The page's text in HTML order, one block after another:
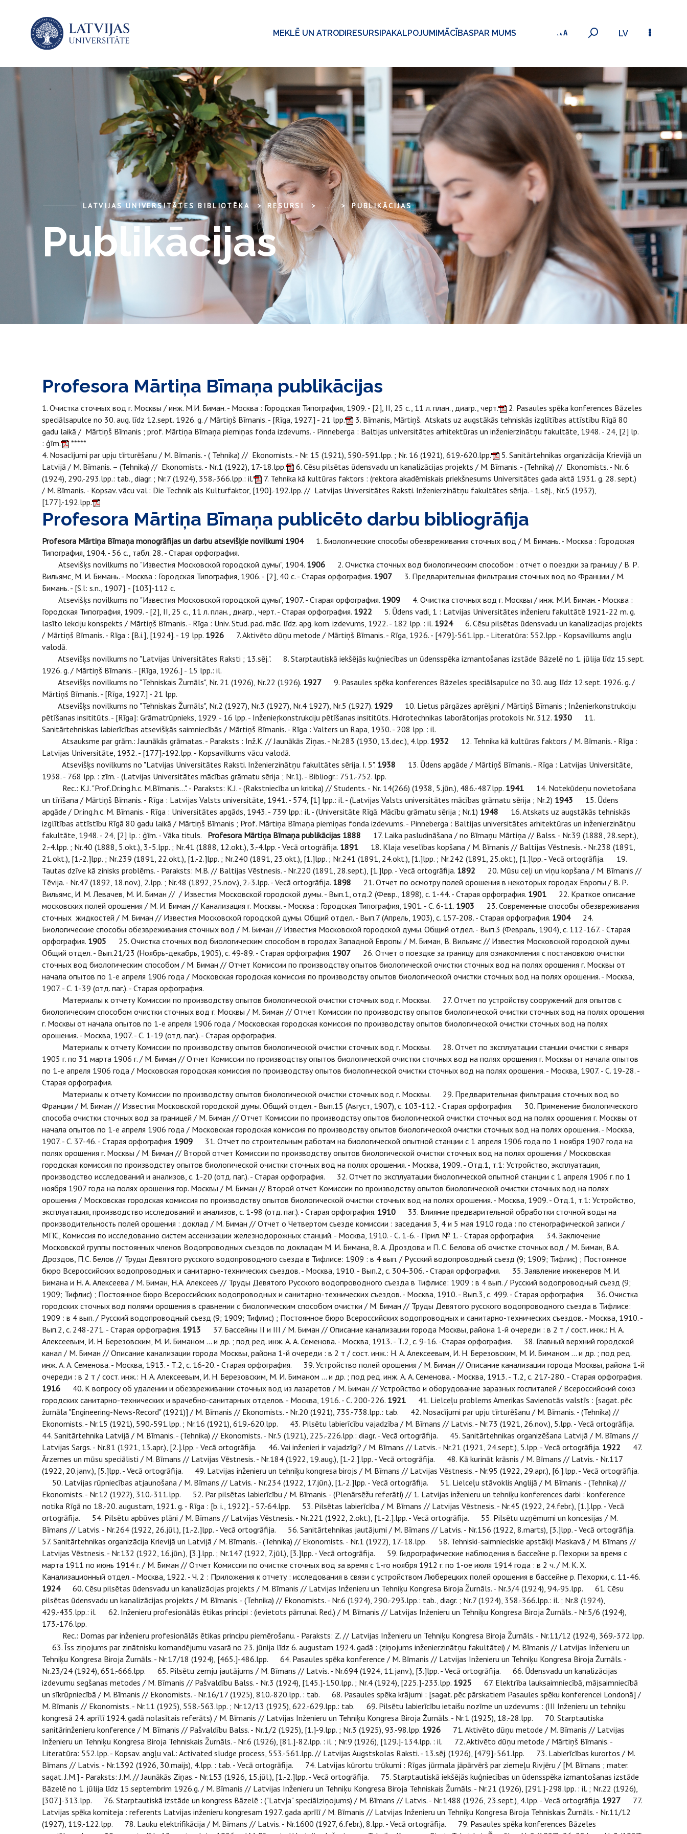
MEKLĒ UN ATRODIRESURSIPAKALPOJUMIMĀCĪBASPAR MUMS LV
LATVIJAS UNIVERSITĀTES BIBLIOTĒKA RESURSI ... PUBLIKĀCIJAS
Publikācijas
Profesora Mārtiņa Bīmaņa publikācijas
1. Очистка сточных вод г. Москвы / инж. М.И. Биман. - Москва : Городская Типография, 1909. - [2], II, 25 с., 11 л. план., диагр., черт.
2. Pasaules spēka konferences Bāzeles
speciālsapulce no 30. aug. līdz 12.sept. 1926. g. / Mārtiņš Bīmanis. - [Rīga, 1927.] - 21 lpp.
3. Bīmanis, Mārtiņš. Atskats uz augstākās tehniskās izglītības attīstību Rīgā 80
gadu laikā / Mārtiņš Bīmanis ; prof. Mārtiņa Bīmaņa piemiņas fonda izdevums. - Pinneberga : Baltijas universitātes arhitektūras un inženierzinātņu fakultāte, 1948. - 24, [2] lp.
: ģīm.
*****
4. Nosacījumi par upju tīrturēšanu / M. Bīmanis. - ( Tehnika) // Ekonomists. - Nr. 15 (1921), 590.-591.lpp. ; Nr. 16 (1921), 619.-620.lpp.
5. Sanitārtehnikas organizācija Krievijā un
Latvijā / M. Bīmanis. – (Tehnika) // Ekonomists. - Nr.1 (1922), 17.-18.lpp.
6. Cēsu pilsētas ūdensvadu un kanalizācijas projekts / M. Bīmanis. - (Tehnika) // Ekonomists. - Nr. 6
(1924), 290.-293.lpp.: tab., diagr. ; Nr.7 (1924), 358.-366.lpp.: il.
7. Tehnika kā kultūras faktors : (rektora akadēmiskais priekšnesums Universitātes gada aktā 1931. g. 28. sept.)
/ M. Bīmanis. - Kopsav. vācu val.: Die Technik als Kulturfaktor, [190].-192.lpp. // Latvijas Universitātes Raksti. Inženierzinātņu fakultātes sērija. - 1.sēj., Nr.5 (1932),
[177].-192.lpp.
Profesora Mārtiņa Bīmaņa publicēto darbu bibliogrāfija
Profesora Mārtiņa Bīmaņa monogrāfijas un darbu atsevišķie novilkumi 19041. Биологические способы обезвреживания сточных вод / М. Бимань. - Москва : Городская
Типография, 1904. - 56 с., табл. 28. - Старая орфография.
Atsevišķs novilkums no "Известия Московской городской думы", 1904. 1906 2. Очистка сточных вод биологическим способом : отчет о поездки за границу / В. Р.
Вильямс, М. И. Бимань. - Москва : Городская Типография, 1906. - [2], 40 с. - Старая орфография. 1907 3. Предварительная фильтрация сточных вод во Франции / М.
Бимань. - [S.l: s.n., 1907]. - [103]-112 с.
Atsevišķs novilkums no "Известия Московской городской думы", 1907. - Старая орфография. 1909 4. Очистка сточных вод г. Москвы / инж. М.И. Биман. - Москва :
Городская Типография, 1909. - [2], II, 25 с., 11 л. план., диагр., черт. - Старая орфография. 1922 5. Ūdens vadi, 1 : Latvijas Universitātes inženieru fakultātē 1921-22 m. g.
lasīto lekciju konspekts / Mārtiņš Bīmanis. - Rīga : Univ. Stud. pad. māc. līdz. apg. kom. izdevums, 1922. - 182 lpp. : il. 19246. Cēsu pilsētas ūdensvadu un kanalizacijas projekts
/ Mārtiņš Bīmanis. - Rīga : [B.i.], [1924]. - 19 lpp. 1926 7. Aktivēto dūņu metode / Mārtiņš Bīmanis. - Rīga, 1926. - [479].-561.lpp. - Literatūra: 552.lpp. - Kopsavilkums angļu
valodā.
Atsevišķs novilkums no "Latvijas Universitātes Raksti ; 13.sēj.". 8. Starptautiskā iekšējās kuģniecības un ūdensspēka izmantošanas izstāde Bāzelē no 1. jūlija līdz 15.sept.
1926. g. / Mārtiņš Bīmanis. - [Rīga, 1926.] - 15 lpp.: il.
Atsevišķs novilkums no "Tehniskais Žurnāls", Nr. 21 (1926), Nr.22 (1926). 1927 9. Pasaules spēka konferences Bāzeles speciālsapulce no 30. aug. līdz 12.sept. 1926. g. /
Mārtiņš Bīmanis. - [Rīga, 1927.] - 21 lpp.
Atsevišķs novilkums no "Tehniskais Žurnāls", Nr.2 (1927), Nr.3 (1927), Nr.4 1927), Nr.5 (1927). 1929 10. Lietus pārgāzes aprēķini / Mārtiņš Bīmanis ; Inženierkonstrukciju
pētīšanas insititūts. - [Rīga]: Grāmatrūpnieks, 1929. - 16 lpp. - Inženieŗkonstrukciju pētīšanas insititūts. Hidrotechnikas laborātorijas protokols Nr. 312. 1930 11.
Sanitārtehniskas labierīcības atsevišķās saimniecībās / Mārtiņš Bīmanis. - Rīga : Valters un Rapa, 1930. - 208 lpp. : il.
Atsauksme par grām.: Jaunākās grāmatas. - Paraksts : Inž.K. // Jaunākās Ziņas. - Nr.283 (1930, 13.dec.), 4.lpp. 1932 12. Tehnika kā kultūras faktors / M. Bīmanis. - Rīga :
Latvijas Universitāte, 1932. - [177].-192.lpp. - Kopsavilkums vācu valodā.
Atsevišķs novilkums no "Latvijas Universitātes Raksti. Inženierzinātņu fakultātes sērija. I. 5". 1938 13. Ūdens apgāde / Mārtiņš Bīmanis. - Rīga : Latvijas Universitāte,
1938. - 768 lpp. : zīm. - (Latvijas Universitātes mācības grāmatu sērija ; Nr.1). - Bibliogr.: 751.-752. lpp.
Rec.: K.J. "Prof.Dr.ing.h.c. M.Bīmanis...". - Paraksts: K.J. - (Rakstniecība un kritika) // Students. - Nr. 14(266) (1938, 5.jūn.), 486.-487.lpp. 1941 14. Notekūdeņu novietošana
un tīrīšana / Mārtiņš Bīmanis. - Rīga : Latvijas Valsts universitāte, 1941. - 574, [1] lpp.: il. - (Latvijas Valsts universitātes mācības grāmatu sērija ; Nr.2) 1943 15. Ūdens
apgāde / Dr.ing.h.c. M. Bīmanis. - Rīga : Universitātes apgāds, 1943. - 739 lpp.: il. - (Universitāte Rīgā. Mācību grāmatu sērija ; Nr.1) 1948 16. Atskats uz augstākās tehniskās
izglītības attīstību Rīgā 80 gadu laikā / Mārtiņš Bīmanis ; Prof. Mārtiņa Bīmaņa piemiņas fonda izdevums. - Pinneberga : Baltijas universitātes arhitektūras un inženierzinātņu
fakultāte, 1948. - 24, [2] lp. : ģīm. - Vāka tituls. Profesora Mārtiņa Bīmaņa publikācijas 1888 17. Laika pasludināšana / no Bīmaņu Mārtiņa // Balss. - Nr.39 (1888, 28.sept.),
2.-4.lpp. ; Nr.40 (1888, 5.okt.), 3.-5.lpp. ; Nr.41 (1888, 12.okt.), 3.-4.lpp. - Vecā ortogrāfija. 1891 18. Klaja veselības kopšana / M. Bīmanis // Baltijas Vēstnesis. - Nr.238 (1891,
21.okt.), [1.-2.]lpp. ; Nr.239 (1891, 22.okt.), [1.-2.]lpp. ; Nr.240 (1891, 23.okt.), [1.]lpp. ; Nr.241 (1891, 24.okt.), [1.]lpp. ; Nr.242 (1891, 25.okt.), [1.]lpp. - Vecā ortogrāfija. 19.
Tautas dzīve kā zinisks problēms. - Paraksts: M.B. // Baltijas Vēstnesis. - Nr.220 (1891, 28.sept.), [1.]lpp. - Vecā ortogrāfija. 1892 20. Mūsu ceļi un viņu kopšana / M. Bīmanis //
Tēvija. - Nr.47 (1892, 18.nov.), 2.lpp. ; Nr.48 (1892, 25.nov.), 2.-3.lpp. - Vecā ortogrāfija. 1898 21. Отчет по осмотру полей орошения в некоторых городах Европы / В. Р.
Вильямс, И. М. Левачев, М. И. Биман // / Известия Московской городской думы. - Вып.1, отд.2 (Февр., 1898), с. 1-44. - Старая орфография. 1901 22. Краткое описание
московских полей орошения / М. И. Биман // Канализация г. Москвы. - Москва : Городская Типография, 1901. - С. 6-11. 1903 23. Современные способы обезвреживания
сточных жидкостей / М. Биман // Известия Московской городской думы. Общий отдел. - Вып.7 (Апрель, 1903), с. 157-208. - Старая орфография. 190424.
Биологические способы обезвреживания сточных вод / М. Биман // Известия Московской городской думы. Общий отдел. - Вып.3 (Февраль, 1904), с. 112-167. - Старая
орфография. 1905 25. Очистка сточных вод биологическим способом в городах Западной Европы / М. Биман, В. Вильямс // Известия Московской городской думы.
Общий отдел. - Вып.21/23 (Ноябрь-декабрь, 1905), с. 49-89. - Старая орфография. 1907 26. Отчет о поездке за границу для ознакомления с постановкою очистки
сточных вод биологическим способом / М. Биман // Отчет Комиссии по производству опытов биологической очистки сточных вод на полях орошения г. Москвы от
начала опытов по 1-е апреля 1906 года / Московская городская комиссия по производству опытов биологической очистки сточных вод на полях орошения. - Москва,
1907. - С. 1-39 (отд. паг.). - Старая орфография.
Материалы к отчету Комиссии по производству опытов биологической очистки сточных вод г. Москвы. 27. Отчет по устройству сооружений для опытов с
биологическим способом очистки сточных вод г. Москвы / М. Биман // Отчет Комиссии по производству опытов биологической очистки сточных вод на полях орошения
г. Москвы от начала опытов по 1-е апреля 1906 года / Московская городская комиссия по производству опытов биологической очистки сточных вод на полях
орошения. - Москва, 1907. - С. 1-19 (отд. паг.). - Старая орфография.
Материалы к отчету Комиссии по производству опытов биологической очистки сточных вод г. Москвы. 28. Отчет по эксплуатации станции очистки с января
1905 г. по 31 марта 1906 г. / М. Биман // Отчет Комиссии по производству опытов биологической очистки сточных вод на полях орошения г. Москвы от начала опытов
по 1-е апреля 1906 года / Московская городская комиссия по производству опытов биологической очистки сточных вод на полях орошения. - Москва, 1907. - С. 19-28. -
Старая орфография.
Материалы к отчету Комиссии по производству опытов биологической очистки сточных вод г. Москвы. 29. Предварительная фильтрация сточных вод во
Франции / М. Биман // Известия Московской городской думы. Общий отдел. - Вып.15 (Август, 1907), с. 103-112. - Старая орфография. 30. Применение биологического
способа очистки сточных вод за границей / М. Биман // Отчет Комиссии по производству опытов биологической очистки сточных вод на полях орошения г. Москвы от
начала опытов по 1-е апреля 1906 года / Московская городская комиссия по производству опытов биологической очистки сточных вод на полях орошения. - Москва,
1907. - С. 37-46. - Старая орфография. 1909 31. Отчет по строительным работам на биологической опытной станции с 1 апреля 1906 года по 1 ноября 1907 года на
полях орошения г. Москвы / М. Биман // Второй отчет Комиссии по производству опытов биологической очистки сточных вод на полях орошения / Московская
городская комиссия по производству опытов биологической очистки сточных вод на полях орошения. - Москва, 1909. - Отд.1, т.1: Устройство, эксплуатация,
производство исследований и анализов, с. 1-20 (отд. паг.). - Старая орфография. 32. Отчет по эксплуатации биологической опытной станции с 1 апреля 1906 г. по 1
ноября 1907 года на полях орошения гор. Москвы / М. Биман // Второй отчет Комиссии по производству опытов биологической очистки сточных вод на полях
орошения / Московская городская комиссия по производству опытов биологической очистки сточных вод на полях орошения. - Москва, 1909. - Отд.1, т.1: Устройство,
эксплуатация, производство исследований и анализов, с. 1-98 (отд. паг.). - Старая орфография. 1910 33. Влияние предварительной обработки сточной воды на
производительность полей орошения : доклад / М. Биман // Отчет о Четвертом съезде комиссии : заседания 3, 4 и 5 мая 1910 года : по стенографической записи /
МПС, Комиссия по исследованию систем ассенизации железнодорожных станций. - Москва, 1910. - С. 1-6. - Прил. № 1. - Старая орфография. 34. Заключение
Московской группы постоянных членов Водопроводных съездов по докладам М. И. Бимана, В. А. Дроздова и П. С. Белова об очистке сточных вод / М. Биман, В.А.
Дроздов, П.С. Белов // Труды Девятого русского водопроводного съезда в Тифлисе: 1909 : в 4 вып. / Русский водопроводный съезд (9; 1909; Тифлис) ; Постоянное
бюро Всероссийских водопроводных и санитарно-технических съездов. - Москва, 1910. - Вып.2, с. 304-306. - Старая орфография. 35. Заявление инженеров М. И.
Бимана и Н. А. Алексеева / М. Биман, Н.А. Алексеев // Труды Девятого Русского водопроводного съезда в Тифлисе: 1909 : в 4 вып. / Русский водопроводный съезд (9;
1909; Тифлис) ; Постоянное бюро Всероссийских водопроводных и санитарно-технических съездов. - Москва, 1910. - Вып.3, с. 499. - Старая орфография. 36. Очистка
городских сточных вод полями орошения в сравнении с биологическим способом очистки / М. Биман // Труды Девятого русского водопроводного съезда в Тифлисе:
1909 : в 4 вып. / Русский водопроводный съезд (9; 1909; Тифлис) ; Постоянное бюро Всероссийских водопроводных и санитарно-технических съездов. - Москва, 1910. -
Вып.2, с. 248-271. - Старая орфография. 1913 37. Бассейны II и III / М. Биман // Описание канализации города Москвы, района 1-й очереди : в 2 т / сост. инж.: Н. А.
Алексеевым, И. Н. Березовским, М. И. Биманом ... и др. ; под ред. инж. А. А. Семенова. - Москва, 1913. - Т.2, с. 9-16. -Старая орфография. 38. Главный верхний городской
канал / М. Биман // Описание канализации города Москвы, района 1-й очереди : в 2 т / сост. инж.: Н. А. Алексеевым, И. Н. Березовским, М. И. Биманом ... и др. ; под ред.
инж. А. А. Семенова. - Москва, 1913. - Т.2, с. 16-20. - Старая орфография. 39. Устройство полей орошения / М. Биман // Описание канализации города Москвы, района 1-й
очереди : в 2 т / сост. инж.: Н. А. Алексеевым, И. Н. Березовским, М. И. Биманом ... и др. ; под ред. инж. А. А. Семенова. - Москва, 1913. - Т.2, с. 217-280. - Старая орфография.
1916 40. К вопросу об удалении и обезвреживании сточных вод из лазаретов / М. Биман // Устройство и оборудование заразных госпиталей / Всероссийский союз
городских санитарно-технических и врачебно-санитарных отделов. - Москва, 1916. - С. 200-226. 1921 41. Lielceļu problems Amerikas Savienotās valstīs : [sagat. pēc
žurnāla "Engineering-News-Record" (1921)] / M. Bīmanis // Ekonomists. - Nr.20 (1921), 735.-738.lpp.: tab. 42. Nosacījumi par upju tīrturēšanu / M. Bīmanis. - (Tehnika) //
Ekonomists. - Nr.15 (1921), 590.-591.lpp. ; Nr.16 (1921), 619.-620.lpp. 43. Pilsētu labierīcību vajadzība / M. Bīmans // Latvis. - Nr.73 (1921, 26.nov.), 5.lpp. - Vecā ortogrāfija.
44. Sanitārtehnika Latvijā / M. Bīmanis. - (Tehnika) // Ekonomists. - Nr.5 (1921), 225.-226.lpp.: diagr. - Vecā ortogrāfija. 45. Sanitārtehnikas organizēšana Latvijā / M. Bīmans //
Latvijas Sargs. - Nr.81 (1921, 13.apr.), [2.].lpp. - Vecā ortogrāfija. 46. Vai inženieri ir vajadzīgi? / M. Bīmans // Latvis. - Nr.21 (1921, 24.sept.), 5.lpp. - Vecā ortogrāfija. 1922 47.
Ārzemes un mūsu speciālisti / M. Bīmans // Latvijas Vēstnesis. - Nr.184 (1922, 19.aug.), [1.-2.].lpp. - Vecā ortogrāfija. 48. Kā kurināt krāsnis / M. Bīmans // Latvis. - Nr.117
(1922, 20.janv.), [5.]lpp. - Vecā ortogrāfija. 49. Latvijas inženieru un tehniķu kongresa birojs / M. Bīmans // Latvijas Vēstnesis. - Nr.95 (1922, 29.apr.), [6.].lpp. - Vecā ortogrāfija.
50. Latvijas rūpniecības atjaunošana / M. Bīmans // Latvis. - Nr.234 (1922, 17.jūn.), [1.-2.]lpp. - Vecā ortogrāfija. 51. Lielceļu stāvoklis Anglijā / M. Bīmanis. - (Tehnika) //
Ekonomists. - Nr.12 (1922), 310.-311.lpp. 52. Par pilsētas labierīcību / M. Bīmanis. - (Plenārsēžu referāti) // 1. Latvijas inženieru un tehniķu konferences darbi : konference
notika Rīgā no 18.-20. augustam, 1921. g. - Rīga : [b. i., 1922]. - 57.-64.lpp. 53. Pilsētas labierīcība / M. Bīmans // Latvijas Vēstnesis. - Nr.45 (1922, 24.febr.), [1.].lpp. - Vecā
ortogrāfija. 54. Pilsētu apbūves plāni / M. Bīmans // Latvijas Vēstnesis. - Nr.221 (1922, 2.okt.), [1.-2.].lpp. - Vecā ortogrāfija. 55. Pilsētu uzņēmumi un koncesijas / M.
Bīmans // Latvis. - Nr.264 (1922, 26.jūl.), [1.-2.]lpp. - Vecā ortogrāfija. 56. Sanitārtehnikas jautājumi / M. Bīmans // Latvis. - Nr.156 (1922, 8.marts), [3.]lpp. - Vecā ortogrāfija.
57. Sanitārtehnikas organizācija Krievijā un Latvijā / M. Bīmanis. - (Tehnika) // Ekonomists. - Nr.1 (1922), 17.-18.lpp. 58. Tehniski-saimnieciskie apstākļi Maskavā / M. Bīmans //
Latvijas Vēstnesis. - Nr.132 (1922, 16.jūn.), [3.].lpp. ; Nr.147 (1922, 7.jūl.), [3.]lpp. - Vecā ortogrāfija. 59. Гидрографические наблюдения в бассейне р. Пехорки за время с
марта 1911 по июнь 1914 г. / М. Биман // Отчет Комиссии по очистке сточных вод за время с 1-го ноября 1912 г. по 1-ое июля 1914 года : в 2 ч. / М. К. Х.
Канализационный отдел. - Москва, 1922. - Ч. 2 : Приложения к отчету : исследования в связи с устройством Люберецких полей орошения в бассейне р. Пехорки, с. 11-46.
192460. Cēsu pilsētas ūdensvadu un kanalizācijas projekts / M. Bīmanis // Latvijas Inženieru un Tehniķu Kongresa Biroja Žurnāls. - Nr.3/4 (1924), 94.-95.lpp. 61. Cēsu
pilsētas ūdensvadu un kanalizācijas projekts / M. Bīmanis. - (Tehnika) // Ekonomists. - Nr.6 (1924), 290.-293.lpp.: tab., diagr. ; Nr.7 (1924), 358.-366.lpp.: il. ; Nr.8 (1924),
429.-435.lpp.: il. 62. Inženieru profesionālās ētikas principi : (ievietots pārrunai. Red.) / M. Bīmanis // Latvijas Inženieru un Tehniķu Kongresa Biroja Žurnāls. - Nr.5/6 (1924),
173.-176.lpp.
Rec.: Domas par inženieru profesionālās ētikas principu piemērošanu. - Paraksts: Z. // Latvijas Inženieru un Tehniķu Kongresa Biroja Žurnāls. - Nr.11/12 (1924), 369.-372.lpp.
63. Īss ziņojums par zinātnisku komandējumu vasarā no 23. jūnija līdz 6. augustam 1924. gadā : (ziņojums inženierzinātņu fakultātei) / M. Bīmanis // Latvijas Inženieru un
Tehniķu Kongresa Biroja Žurnāls. - Nr.17/18 (1924), [465.]-486.lpp. 64. Pasaules spēka konference / M. Bīmanis // Latvijas Inženieru un Tehniķu Kongresa Biroja Žurnāls. -
Nr.23/24 (1924), 651.-666.lpp. 65. Pilsētu zemju jautājums / M. Bīmans // Latvis. - Nr.694 (1924, 11.janv.), [3.]lpp. - Vecā ortogrāfija. 66. Ūdensvadu un kanalizācijas
izdevumu segšanas metodes / M. Bīmanis // Pašvaldību Balss. - Nr.3 (1924), [145.]-150.lpp. ; Nr.4 (1924), [225.]-233.lpp. 1925 67. Elektrība lauksaimniecībā, mājsaimniecībā
un sīkrūpniecībā / M. Bīmanis // Ekonomists. - Nr.16/17 (1925), 810.-820.lpp. : tab. 68. Pasaules spēka krājumi : [sagat. pēc pārskatiem Pasaules spēku konferencei Londonā] /
M. Bīmanis // Ekonomists. - Nr.11 (1925), 558.-563.lpp. ; Nr.12/13 (1925), 622.-629.lpp.: tab. 69. Pilsētu labierīcību ietaišu nozīme un uzdevums : (III Inženieru un tehniķu
kongresā 24. aprīlī 1924. gadā nolasītais referāts) / M. Bīmanis // Latvijas Inženieru un Tehniķu Kongresa Biroja Žurnāls. - Nr.1 (1925), 18.-28.lpp. 70. Starptautiska
sanitārinženieru konference / M. Bīmanis // Pašvaldību Balss. - Nr.1/2 (1925), [1.]-9.lpp. ; Nr.3 (1925), 93.-98.lpp. 1926 71. Aktivēto dūņu metode / M. Bīmanis // Latvijas
Inženieru un Tehniķu Kongresa Biroja Tehniskais Žurnāls. - Nr.6 (1926), [81.]-82.lpp. : il. ; Nr.9 (1926), [129.]-134.lpp. : il. 72. Aktivēto dūņu metode / Mārtiņš Bīmanis. -
Literatūra: 552.lpp. - Kopsav. angļu val.: Activated sludge process, 553.-561.lpp. // Latvijas Augstskolas Raksti. - 13.sēj. (1926), [479].-561.lpp. 73. Labierīcības kurortos / M.
Bīmans // Latvis. - Nr.1392 (1926, 30.maijs), 4.lpp. : tab. - Vecā ortogrāfija. 74. Latvijas kūrortu trūkumi : Rīgas jūrmala jāpārvērš par ziemeļu Rivjēru / [M. Bīmans ; mater.
sagat. J.M.] - Paraksts: J.M. // Jaunākās Ziņas. - Nr.153 (1926, 15.jūl.), [1.-2.]lpp. - Vecā ortogrāfija. 75. Starptautiskā iekšējās kuģniecības un ūdensspēka izmantošanas izstāde
Bāzelē no 1. jūlija līdz 15.septembrim 1926.g. / M. Bīmanis // Latvijas Inženieru un Tehniķu Kongresa Biroja Tehniskais Žurnāls. - Nr.21 (1926), [291.]-298.lpp. : il. ; Nr.22 (1926),
[307.]-313.lpp. 76. Starptautiskā izstāde un kongress Bāzelē : ("Latvja" speciālziņojums) / M. Bīmans // Latvis. - Nr.1488 (1926, 23.sept.), 4.lpp. - Vecā ortogrāfija. 1927 77.
Latvijas spēka komiteja : referents Latvijas inženieru kongresam 1927. gada aprīlī / M. Bīmanis // Latvijas Inženieru un Tehniķu Kongresa Biroja Tehniskais Žurnāls. - Nr.11/12
(1927), 119.-122.lpp. 78. Lauku elektrifikācija / M. Bīmans // Latvis. - Nr.1600 (1927, 6.febr.), 8.lpp. - Vecā ortogrāfija. 79. Pasaules spēka konferences Bāzeles